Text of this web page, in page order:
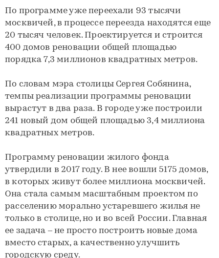
По программе уже переехали 93 тысячи
москвичей, в процессе переезда находятся еще
20 тысяч человек. Проектируется и строится
400 домов реновации общей площадью
порядка 7,3 миллионов квадратных метров.
По словам мэра столицы Сергея Собянина,
темпы реализации программы реновации
вырастут в два раза. В городе уже построили
241 новый дом общей площадью 3,4 миллиона
квадратных метров.
Программу реновации жилого фонда
утвердили в 2017 году. В нее вошли 5175 домов,
в которых живут более миллиона москвичей.
Она стала самым масштабным проектом по
расселению морально устаревшего жилья не
только в столице, но и во всей России. Главная
ее задача – не просто построить новые дома
вместо старых, а качественно улучшить
городскую среду.